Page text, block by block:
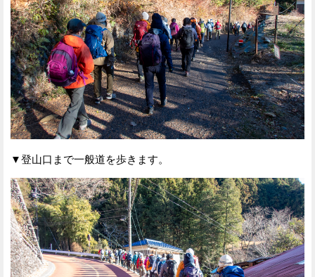
▼登山口まで一般道を歩きます。